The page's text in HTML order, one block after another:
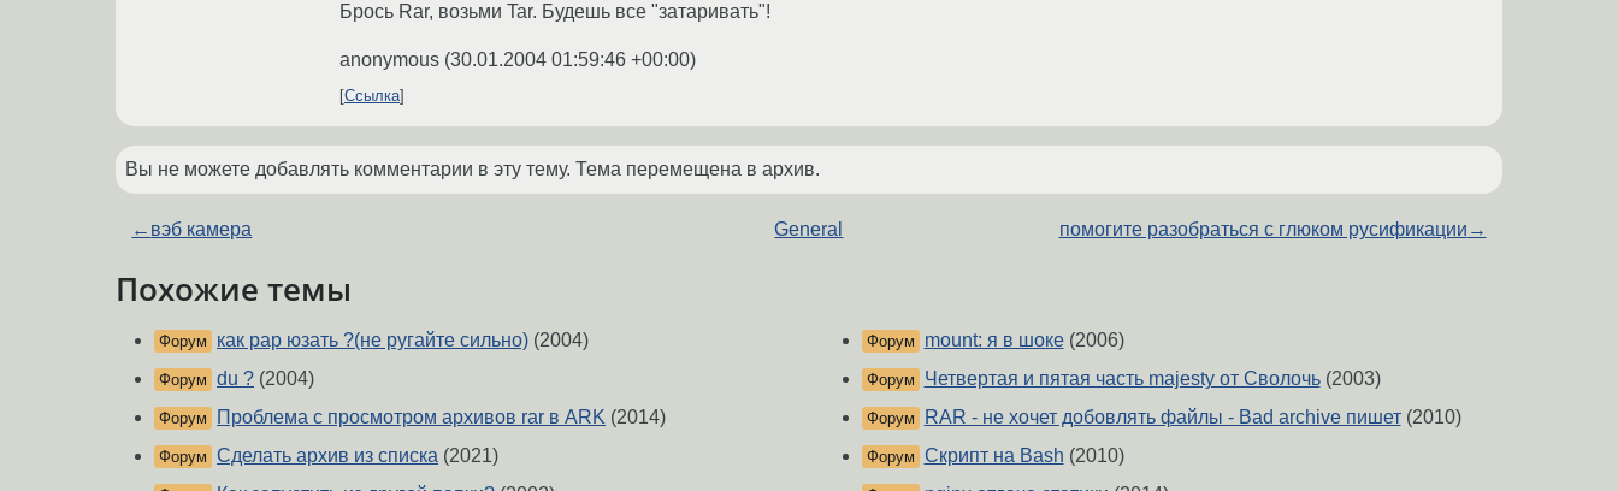
Брось Rar, возьми Tar. Будешь все "затаривать"!
anonymous (30.01.2004 01:59:46 +00:00)
Ссылка
Вы не можете добавлять комментарии в эту тему. Тема перемещена в архив.
← вэб камера General помогите разобраться с глюком русификации →
Похожие темы
Форум как рар юзать ?(не ругайте сильно) (2004)
Форум du ? (2004)
Форум Проблема с просмотром архивов rar в ARK (2014)
Форум Сделать архив из списка (2021)
Форум mount: я в шоке(2006)
Форум Четвертая и пятая часть majesty от Сволочь(2003)
Форум RAR - не хочет добовлять файлы - Bad archive пишет(2010)
Форум Скрипт на Bash (2010)